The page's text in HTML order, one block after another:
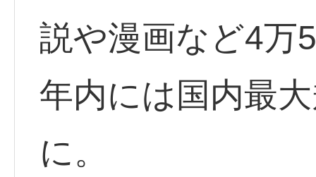
説や漫画など4万
年内には国内最
に。